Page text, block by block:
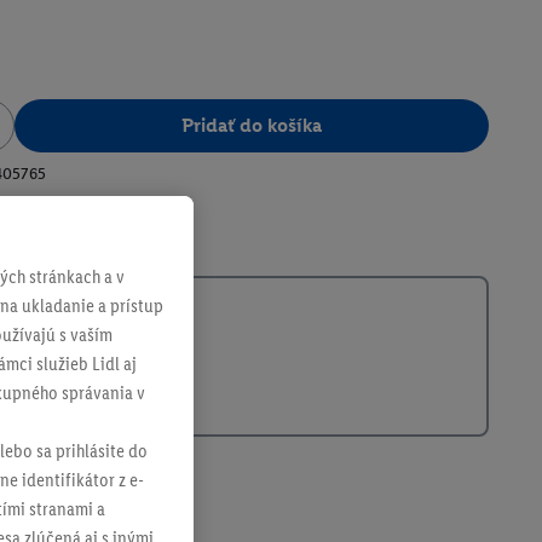
Pridať do košíka
stránkach a v
ukladanie a prístup
s vaším
služieb Lidl aj
správania v
sa prihlásite do
identifikátor z e-
stranami a